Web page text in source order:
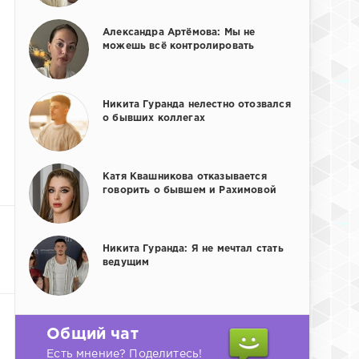
Александра Артёмова: Мы не
можешь всё контролировать
Никита Гуранда нелестно отозвался
о бывших коллегах
Катя Квашникова отказывается
говорить о бывшем и Рахимовой
Никита Гуранда: Я не мечтал стать
ведущим
Общий чат
Есть мнение? Поделитесь!